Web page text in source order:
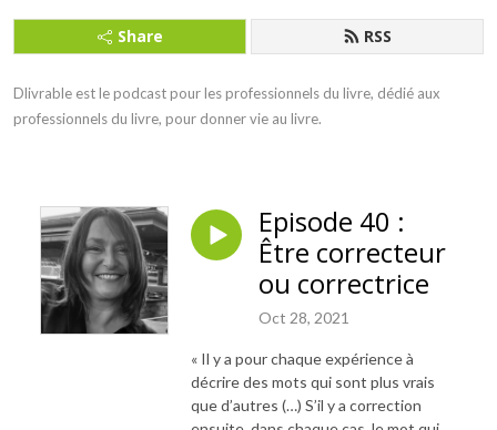
Share RSS
Dlivrable est le podcast pour les professionnels du livre, dédié aux
professionnels du livre, pour donner vie au livre.
Episode 40 :
Être correcteur
ou correctrice
Oct 28, 2021
« Il y a pour chaque expérience à
décrire des mots qui sont plus vrais
que d’autres (…) S’il y a correction